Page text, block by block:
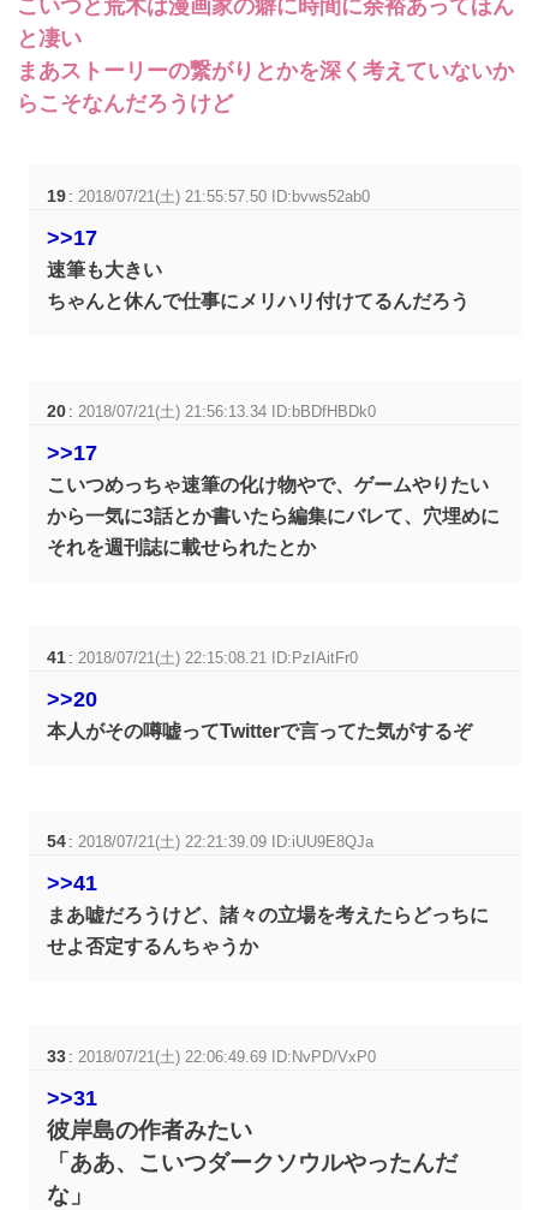
こいつと荒木は漫画家の癖に時間に余裕あってほん
と凄い
まあストーリーの繋がりとかを深く考えていないか
らこそなんだろうけど
19 :2018/07/21(土) 21:55:57.50 ID:bvws52ab0
>>17
速筆も大きい
ちゃんと休んで仕事にメリハリ付けてるんだろう
20 :2018/07/21(土) 21:56:13.34 ID:bBDfHBDk0
>>17
こいつめっちゃ速筆の化け物やで、ゲームやりたい
から一気に3話とか書いたら編集にバレて、穴埋めに
それを週刊誌に載せられたとか
41 :2018/07/21(土) 22:15:08.21 ID:PzIAitFr0
>>20
本人がその噂嘘ってTwitterで言ってた気がするぞ
54 :2018/07/21(土) 22:21:39.09 ID:iUU9E8QJa
>>41
まあ嘘だろうけど、諸々の立場を考えたらどっちに
せよ否定するんちゃうか
33 :2018/07/21(土) 22:06:49.69 ID:NvPD/VxP0
>>31
彼岸島の作者みたい
「ああ、こいつダークソウルやったんだ
な」